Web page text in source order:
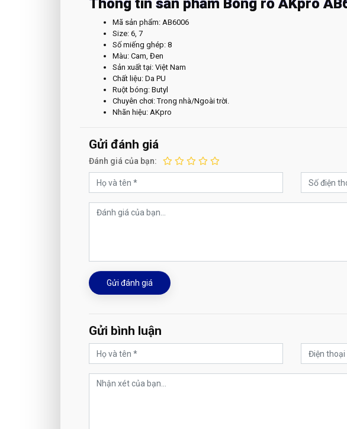
Mã sản phẩm: AB6006
Size: 6, 7
Số miếng ghép: 8
Màu: Cam, Đen
Sản xuất tại: Việt Nam
Chất liệu: Da PU
Ruột bóng: Butyl
Chuyên chơi: Trong nhà/Ngoài trời.
Nhãn hiệu: AKpro
Gửi đánh giá
Đánh giá của bạn:
Gửi đánh giá
Gửi bình luận